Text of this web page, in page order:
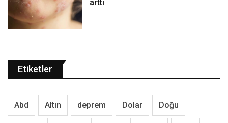
arttı
Etiketler
Abd Altın deprem Dolar Doğu